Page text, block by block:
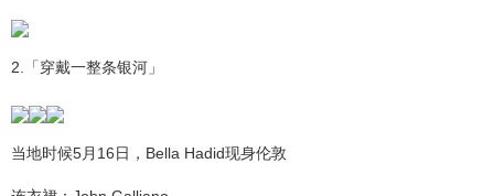
2.「穿戴一整条银河」
当地时候5月16日，Bella Hadid现身伦敦